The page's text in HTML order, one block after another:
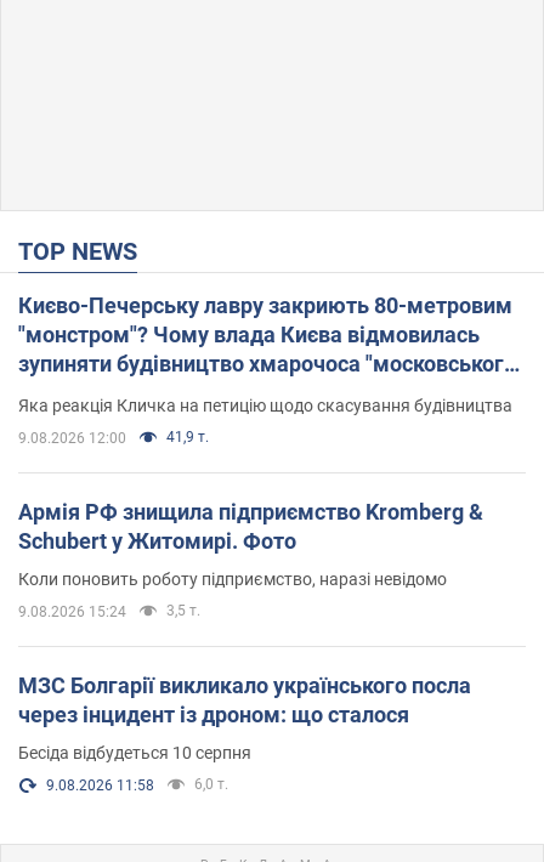
TOP NEWS
Києво-Печерську лавру закриють 80-метровим
"монстром"? Чому влада Києва відмовилась
зупиняти будівництво хмарочоса "московського
вірянина"
Яка реакція Кличка на петицію щодо скасування будівництва
9.08.2026 12:00 41,9 т.
Армія РФ знищила підприємство Kromberg &
Schubert у Житомирі. Фото
Коли поновить роботу підприємство, наразі невідомо
9.08.2026 15:24 3,5 т.
МЗС Болгарії викликало українського посла
через інцидент із дроном: що сталося
Бесіда відбудеться 10 серпня
9.08.2026 11:58 6,0 т.